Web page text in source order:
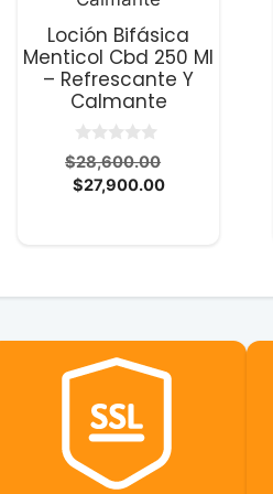
Loción Bifásica
Menticol Cbd 250 Ml
– Refrescante Y
Calmante
0
d
e
$28,600.00
$27,900.00El